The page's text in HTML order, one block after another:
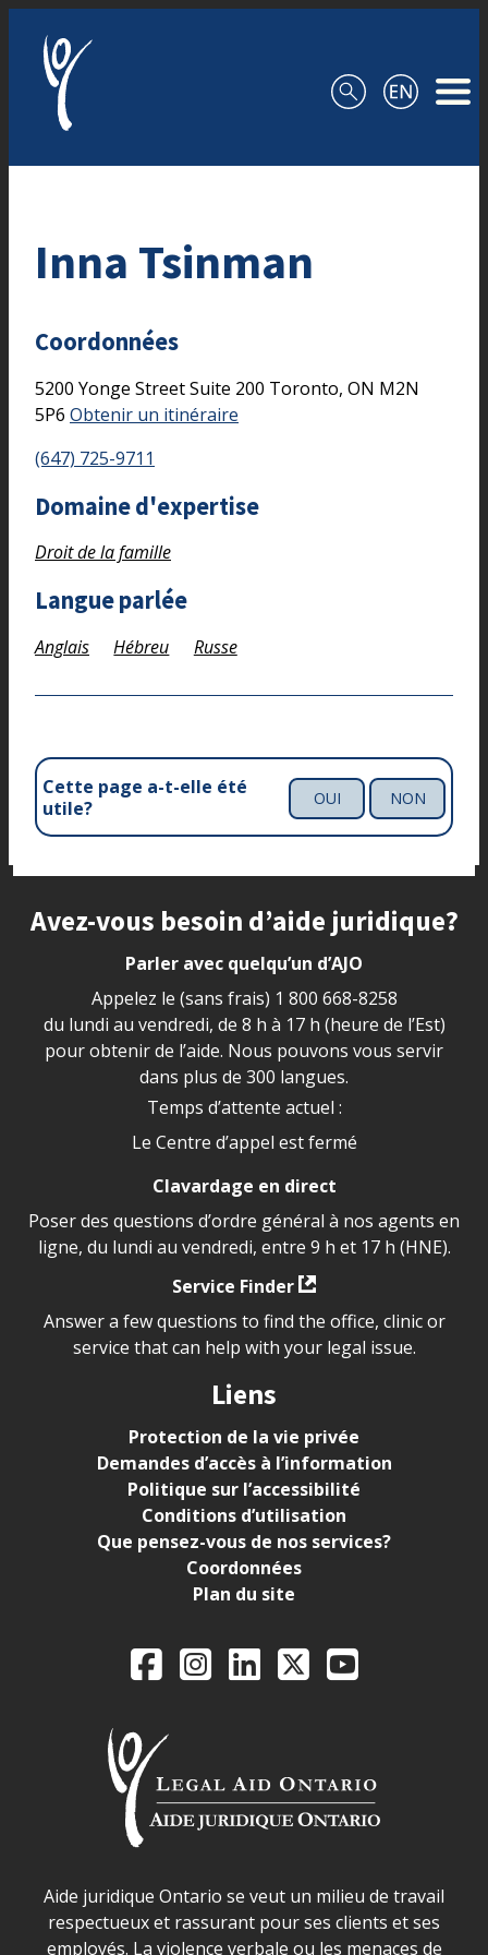
Inna Tsinman
Coordonnées
5200 Yonge StreetSuite 200 Toronto, ON M2N
5P6 Obtenir un itinéraire
(647) 725-9711
Domaine d'expertise
Droit de la famille
Langue parlée
Anglais Hébreu Russe
Cette page a-t-elle été
utile?
OUI NON
Site footer
Avez-vous besoin d’aide juridique?
Parler avec quelqu’un d’AJO
Appelez le (sans frais) 1 800 668-8258
du lundi au vendredi, de 8 h à 17 h (heure de l’Est)
pour obtenir de l’aide. Nous pouvons vous servir
dans plus de 300 langues.
Temps d’attente actuel :
Le Centre d’appel est fermé
Clavardage en direct
Poser des questions d’ordre général à nos agents en
ligne, du lundi au vendredi, entre 9 h et 17 h (HNE).
Service Finder
Answer a few questions to find the office, clinic or
service that can help with your legal issue.
Liens
Protection de la vie privée
Demandes d’accès à l’information
Politique sur l’accessibilité
Conditions d’utilisation
Que pensez-vous de nos services?
Coordonnées
Plan du site
Legal Aid Ontario
FacebookInstagram
LinkedIn
X YouTube
Déclaration sur la sécurité dans les locaux d'AJO.
Aide juridique Ontario se veut un milieu de travail
respectueux et rassurant pour ses clients et ses
employés. La violence verbale ou les menaces de